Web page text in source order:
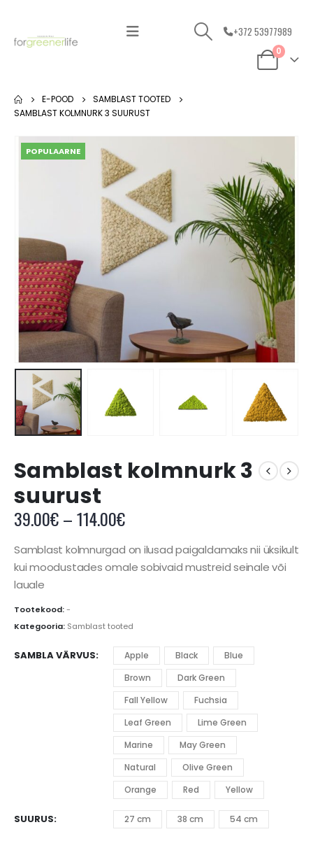
+372 53977989
0
E-POOD
SAMBLAST TOOTED
SAMBLAST KOLMNURK 3 SUURUST
POPULAARNE
Samblast kolmnurk 3
suurust
39.00€–114.00€Price
39.00€
through
Samblast kolmnurgad on ilusad paigaldamaks nii üksikult
kui moodustades omale sobivaid mustreid seinale või
lauale
Tootekood:-
Kategooria: Samblast tooted
SAMBLA VÄRVUS Apple Black
Blue
Brown
Dark Green
Fall Yellow
Fuchsia
Leaf Green
Lime Green
Marine
May Green
Natural
Olive Green
Orange
Red Yellow
SUURUS 27 cm 38 cm 54 cm